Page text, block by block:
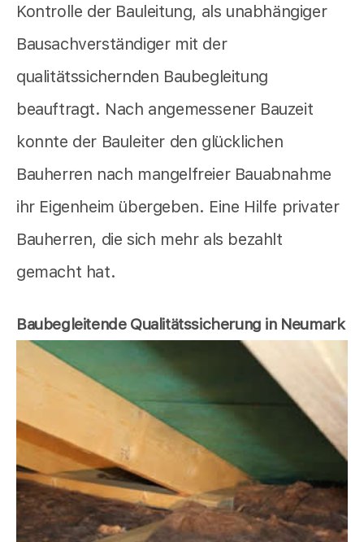
Kontrolle der Bauleitung, als unabhängiger
Bausachverständiger mit der
qualitätssichernden Baubegleitung
beauftragt. Nach angemessener Bauzeit
konnte der Bauleiter den glücklichen
Bauherren nach mangelfreier Bauabnahme
ihr Eigenheim übergeben. Eine Hilfe privater
Bauherren, die sich mehr als bezahlt
gemacht hat.
Baubegleitende Qualitätssicherung in Neumark